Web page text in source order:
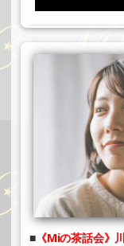
《Miの茶話会》